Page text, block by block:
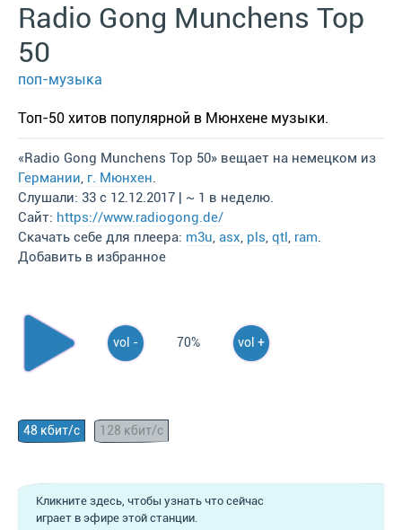
Radio Gong Munchens Top
50
поп-музыка
Топ-50 хитов популярной в Мюнхене музыки.
«Radio Gong Munchens Top 50» вещает на немецком из
Германии, г. Мюнхен.
Слушали: 33 с 12.12.2017 | ~ 1 в неделю.
Сайт: https://www.radiogong.de/
Скачать себе для плеера: m3u, asx, pls, qtl, ram.
Добавить в избранное
vol - 70% vol +
48 кбит/с 128 кбит/с
Кликните здесь, чтобы узнать что сейчас
играет в эфире этой станции.